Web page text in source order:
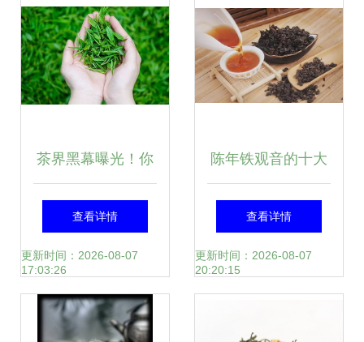
茶界黑幕曝光！你
喝下的每一口茶，
都可能藏着这个致
命陷阱
查看详情
更新时间：2026-08-07
17:03:26
陈年铁观音的十大
妙用 岁月沉淀的茶
中珍品
查看详情
更新时间：2026-08-07
20:20:15